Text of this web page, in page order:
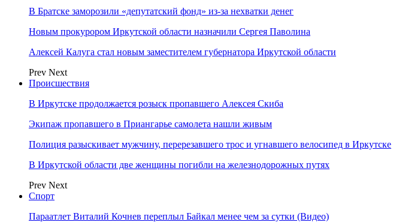
В Братске заморозили «депутатский фонд» из‑за нехватки денег
Новым прокурором Иркутской области назначили Сергея Паволина
Алексей Калуга стал новым заместителем губернатора Иркутской области
Prev Next
Происшествия
В Иркутске продолжается розыск пропавшего Алексея Скиба
Экипаж пропавшего в Приангарье самолета нашли живым
Полиция разыскивает мужчину, перерезавшего трос и угнавшего велосипед в Иркутске
В Иркутской области две женщины погибли на железнодорожных путях
Prev Next
Спорт
Параатлет Виталий Кочнев переплыл Байкал менее чем за сутки (Видео)